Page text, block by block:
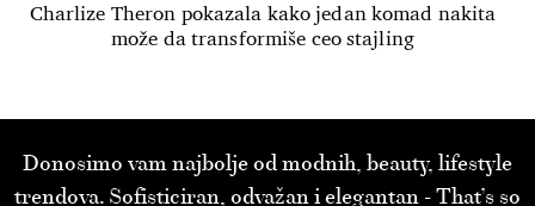
Charlize Theron pokazala kako jedan komad nakita
može da transformiše ceo stajling
Donosimo vam najbolje od modnih, beauty, lifestyle
trendova. Sofisticiran, odvažan i elegantan - That’s so